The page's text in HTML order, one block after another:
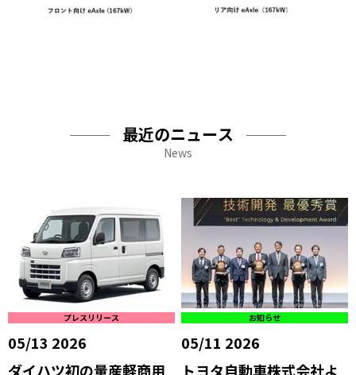
最近のニュース
News
05/13 2026
プレスリリース
ダイハツ初の量産軽商用
05/11 2026
お知らせ
トヨタ自動車株式会社よ